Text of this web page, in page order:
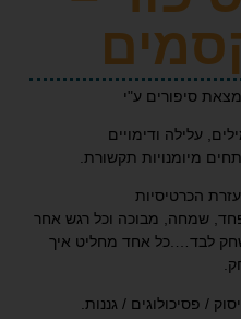
ע"י
תקשורת.
וכל רגש אחר
אחד מחליט איך
/ גננות.